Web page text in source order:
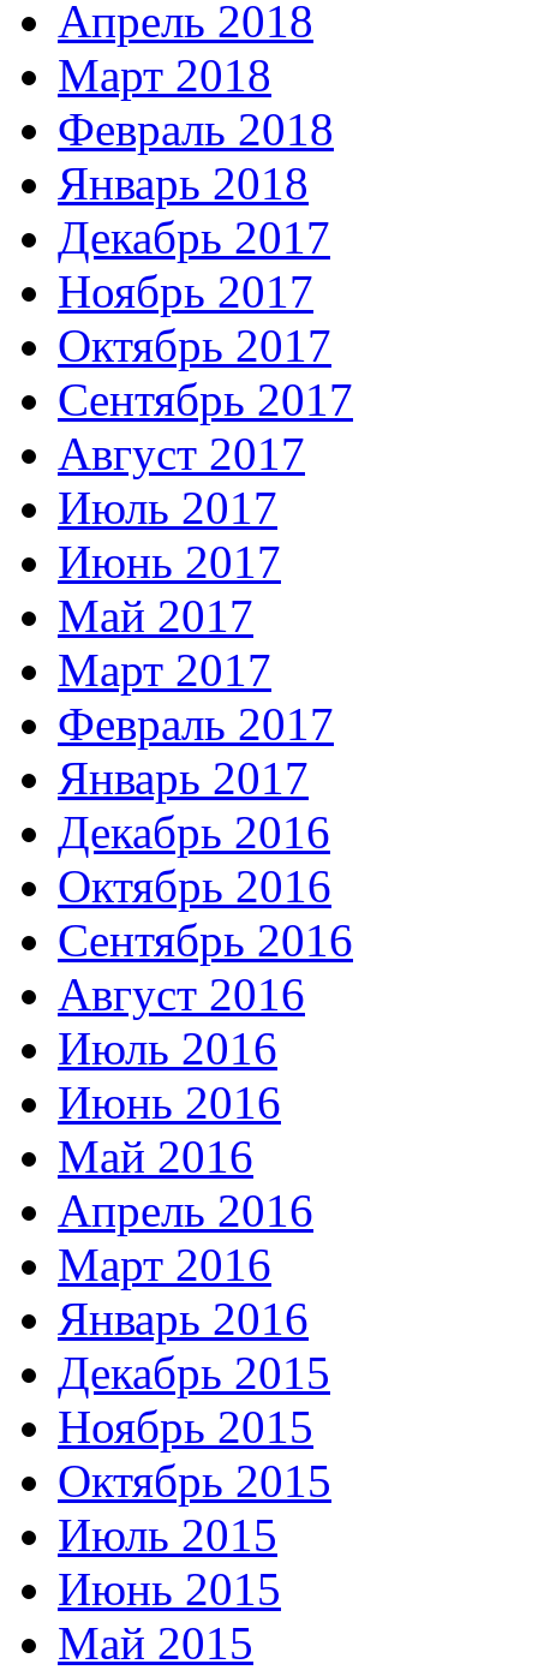
Апрель 2018
Март 2018
Февраль 2018
Январь 2018
Декабрь 2017
Ноябрь 2017
Октябрь 2017
Сентябрь 2017
Август 2017
Июль 2017
Июнь 2017
Май 2017
Март 2017
Февраль 2017
Январь 2017
Декабрь 2016
Октябрь 2016
Сентябрь 2016
Август 2016
Июль 2016
Июнь 2016
Май 2016
Апрель 2016
Март 2016
Январь 2016
Декабрь 2015
Ноябрь 2015
Октябрь 2015
Июль 2015
Июнь 2015
Май 2015